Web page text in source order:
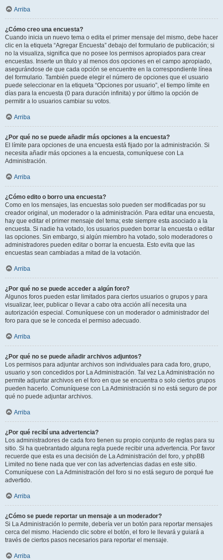
Arriba
¿Cómo creo una encuesta?
Cuando inicia un nuevo tema o edita el primer mensaje del mismo, debe hacer
clic en la etiqueta “Agregar Encuesta” debajo del formulario de publicación; si
no la visualiza, significa que no posee los permisos apropiados para crear
encuestas. Inserte un título y al menos dos opciones en el campo apropiado,
asegurándose de que cada opción se encuentre en la correspondiente línea
del formulario. También puede elegir el número de opciones que el usuario
puede seleccionar en la etiqueta “Opciones por usuario”, el tiempo límite en
días para la encuesta (0 para duración infinita) y por último la opción de
permitir a lo usuarios cambiar su votos.
Arriba
¿Por qué no se puede añadir más opciones a la encuesta?
El límite para opciones de una encuesta está fijado por la administración. Si
necesita añadir más opciones a la encuesta, comuníquese con La
Administración.
Arriba
¿Cómo edito o borro una encuesta?
Como en los mensajes, las encuestas solo pueden ser modificadas por su
creador original, un moderador o la administración. Para editar una encuesta,
hay que editar el primer mensaje del tema; este siempre esta asociado a la
encuesta. Si nadie ha votado, los usuarios pueden borrar la encuesta o editar
las opciones. Sin embargo, si algún miembro ha votado, solo moderadores o
administradores pueden editar o borrar la encuesta. Esto evita que las
encuestas sean cambiadas a mitad de la votación.
Arriba
¿Por qué no se puede acceder a algún foro?
Algunos foros pueden estar limitados para ciertos usuarios o grupos y para
visualizar, leer, publicar o llevar a cabo otra acción allí necesita una
autorización especial. Comuníquese con un moderador o administrador del
foro para que se le conceda el permiso adecuado.
Arriba
¿Por qué no se puede añadir archivos adjuntos?
Los permisos para adjuntar archivos son individuales para cada foro, grupo,
usuario y son concedidos por La Administración. Tal vez La Administración no
permite adjuntar archivos en el foro en que se encuentra o solo ciertos grupos
pueden hacerlo. Comuníquese con La Administración si no está seguro de por
qué no puede adjuntar archivos.
Arriba
¿Por qué recibí una advertencia?
Los administradores de cada foro tienen su propio conjunto de reglas para su
sitio. Si ha quebrantado alguna regla puede recibir una advertencia. Por favor
recuerde que esta es una decisión de La Administración del foro, y phpBB
Limited no tiene nada que ver con las advertencias dadas en este sitio.
Comuníquese con La Administración del foro si no está seguro de porqué fue
advertido.
Arriba
¿Cómo se puede reportar un mensaje a un moderador?
Si La Administración lo permite, debería ver un botón para reportar mensajes
cerca del mismo. Haciendo clic sobre el botón, el foro le llevará y guiará a
través de ciertos pasos necesarios para reportar el mensaje.
Arriba